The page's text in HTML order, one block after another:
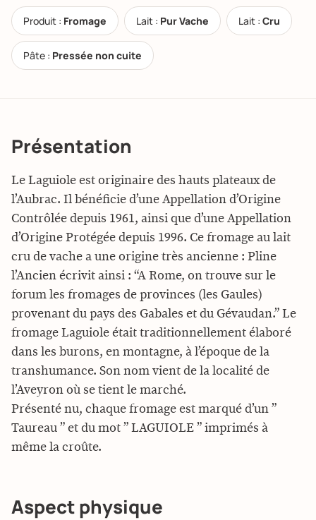
Produit : Fromage Lait : Pur Vache Lait : Cru
Pâte : Pressée non cuite
Présentation
Le Laguiole est originaire des hauts plateaux de
l’Aubrac. Il bénéficie d’une Appellation d’Origine
Contrôlée depuis 1961, ainsi que d’une Appellation
d’Origine Protégée depuis 1996. Ce fromage au lait
cru de vache a une origine très ancienne : Pline
l’Ancien écrivit ainsi : “A Rome, on trouve sur le
forum les fromages de provinces (les Gaules)
provenant du pays des Gabales et du Gévaudan.” Le
fromage Laguiole était traditionnellement élaboré
dans les burons, en montagne, à l’époque de la
transhumance. Son nom vient de la localité de
l’Aveyron où se tient le marché.
Présenté nu, chaque fromage est marqué d’un ”
Taureau ” et du mot ” LAGUIOLE ” imprimés à
même la croûte.
Aspect physique